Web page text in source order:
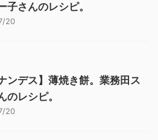
子さんのレシピ。
20
ンデス】薄焼き餅。業務田ス
のレシピ。
20